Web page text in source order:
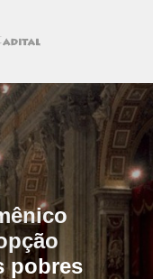
pobres